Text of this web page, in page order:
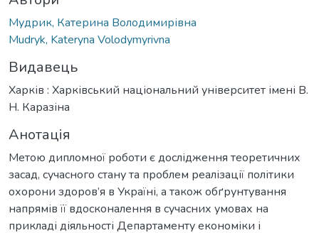
Мудрик, Катерина Володимирівна
Mudryk, Kateryna Volodymyrivna
Видавець
Харків : Харківський національний університет імені В.
Н. Каразіна
Анотація
Метою дипломної роботи є дослідження теоретичних
засад, сучасного стану та проблем реалізації політики
охорони здоров’я в Україні, а також обґрунтування
напрямів її вдосконалення в сучасних умовах на
прикладі діяльності Департаменту економіки і